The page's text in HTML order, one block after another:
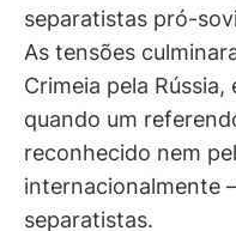
separatistas pró-
As tensões
Crimeia pela
quando um
reconhecido nem
internacionalmente
separatistas.